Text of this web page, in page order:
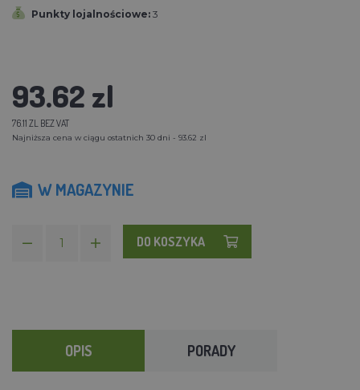
Punkty lojalnościowe: 3
93.62 zl
76.11 ZL BEZ VAT
Najniższa cena w ciągu ostatnich 30 dni - 93.62 zl
W MAGAZYNIE
DO KOSZYKA
OPIS PORADY